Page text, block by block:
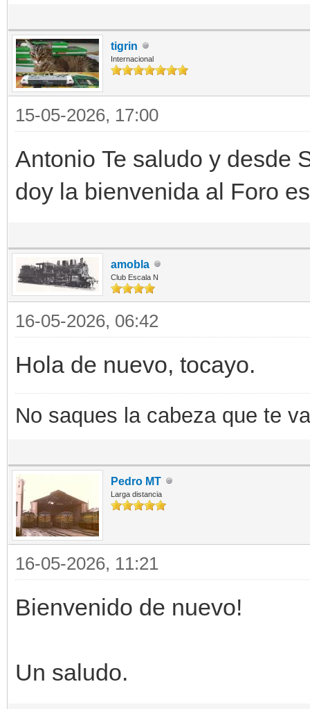
tigrin
Internacional
15-05-2026, 17:00
Antonio Te saludo y desde
doy la bienvenida al Foro
amobla
Club Escala N
16-05-2026, 06:42
Hola de nuevo, tocayo.
No saques la cabeza que te
Pedro MT
Larga distancia
16-05-2026, 11:21
Bienvenido de nuevo!
Un saludo.